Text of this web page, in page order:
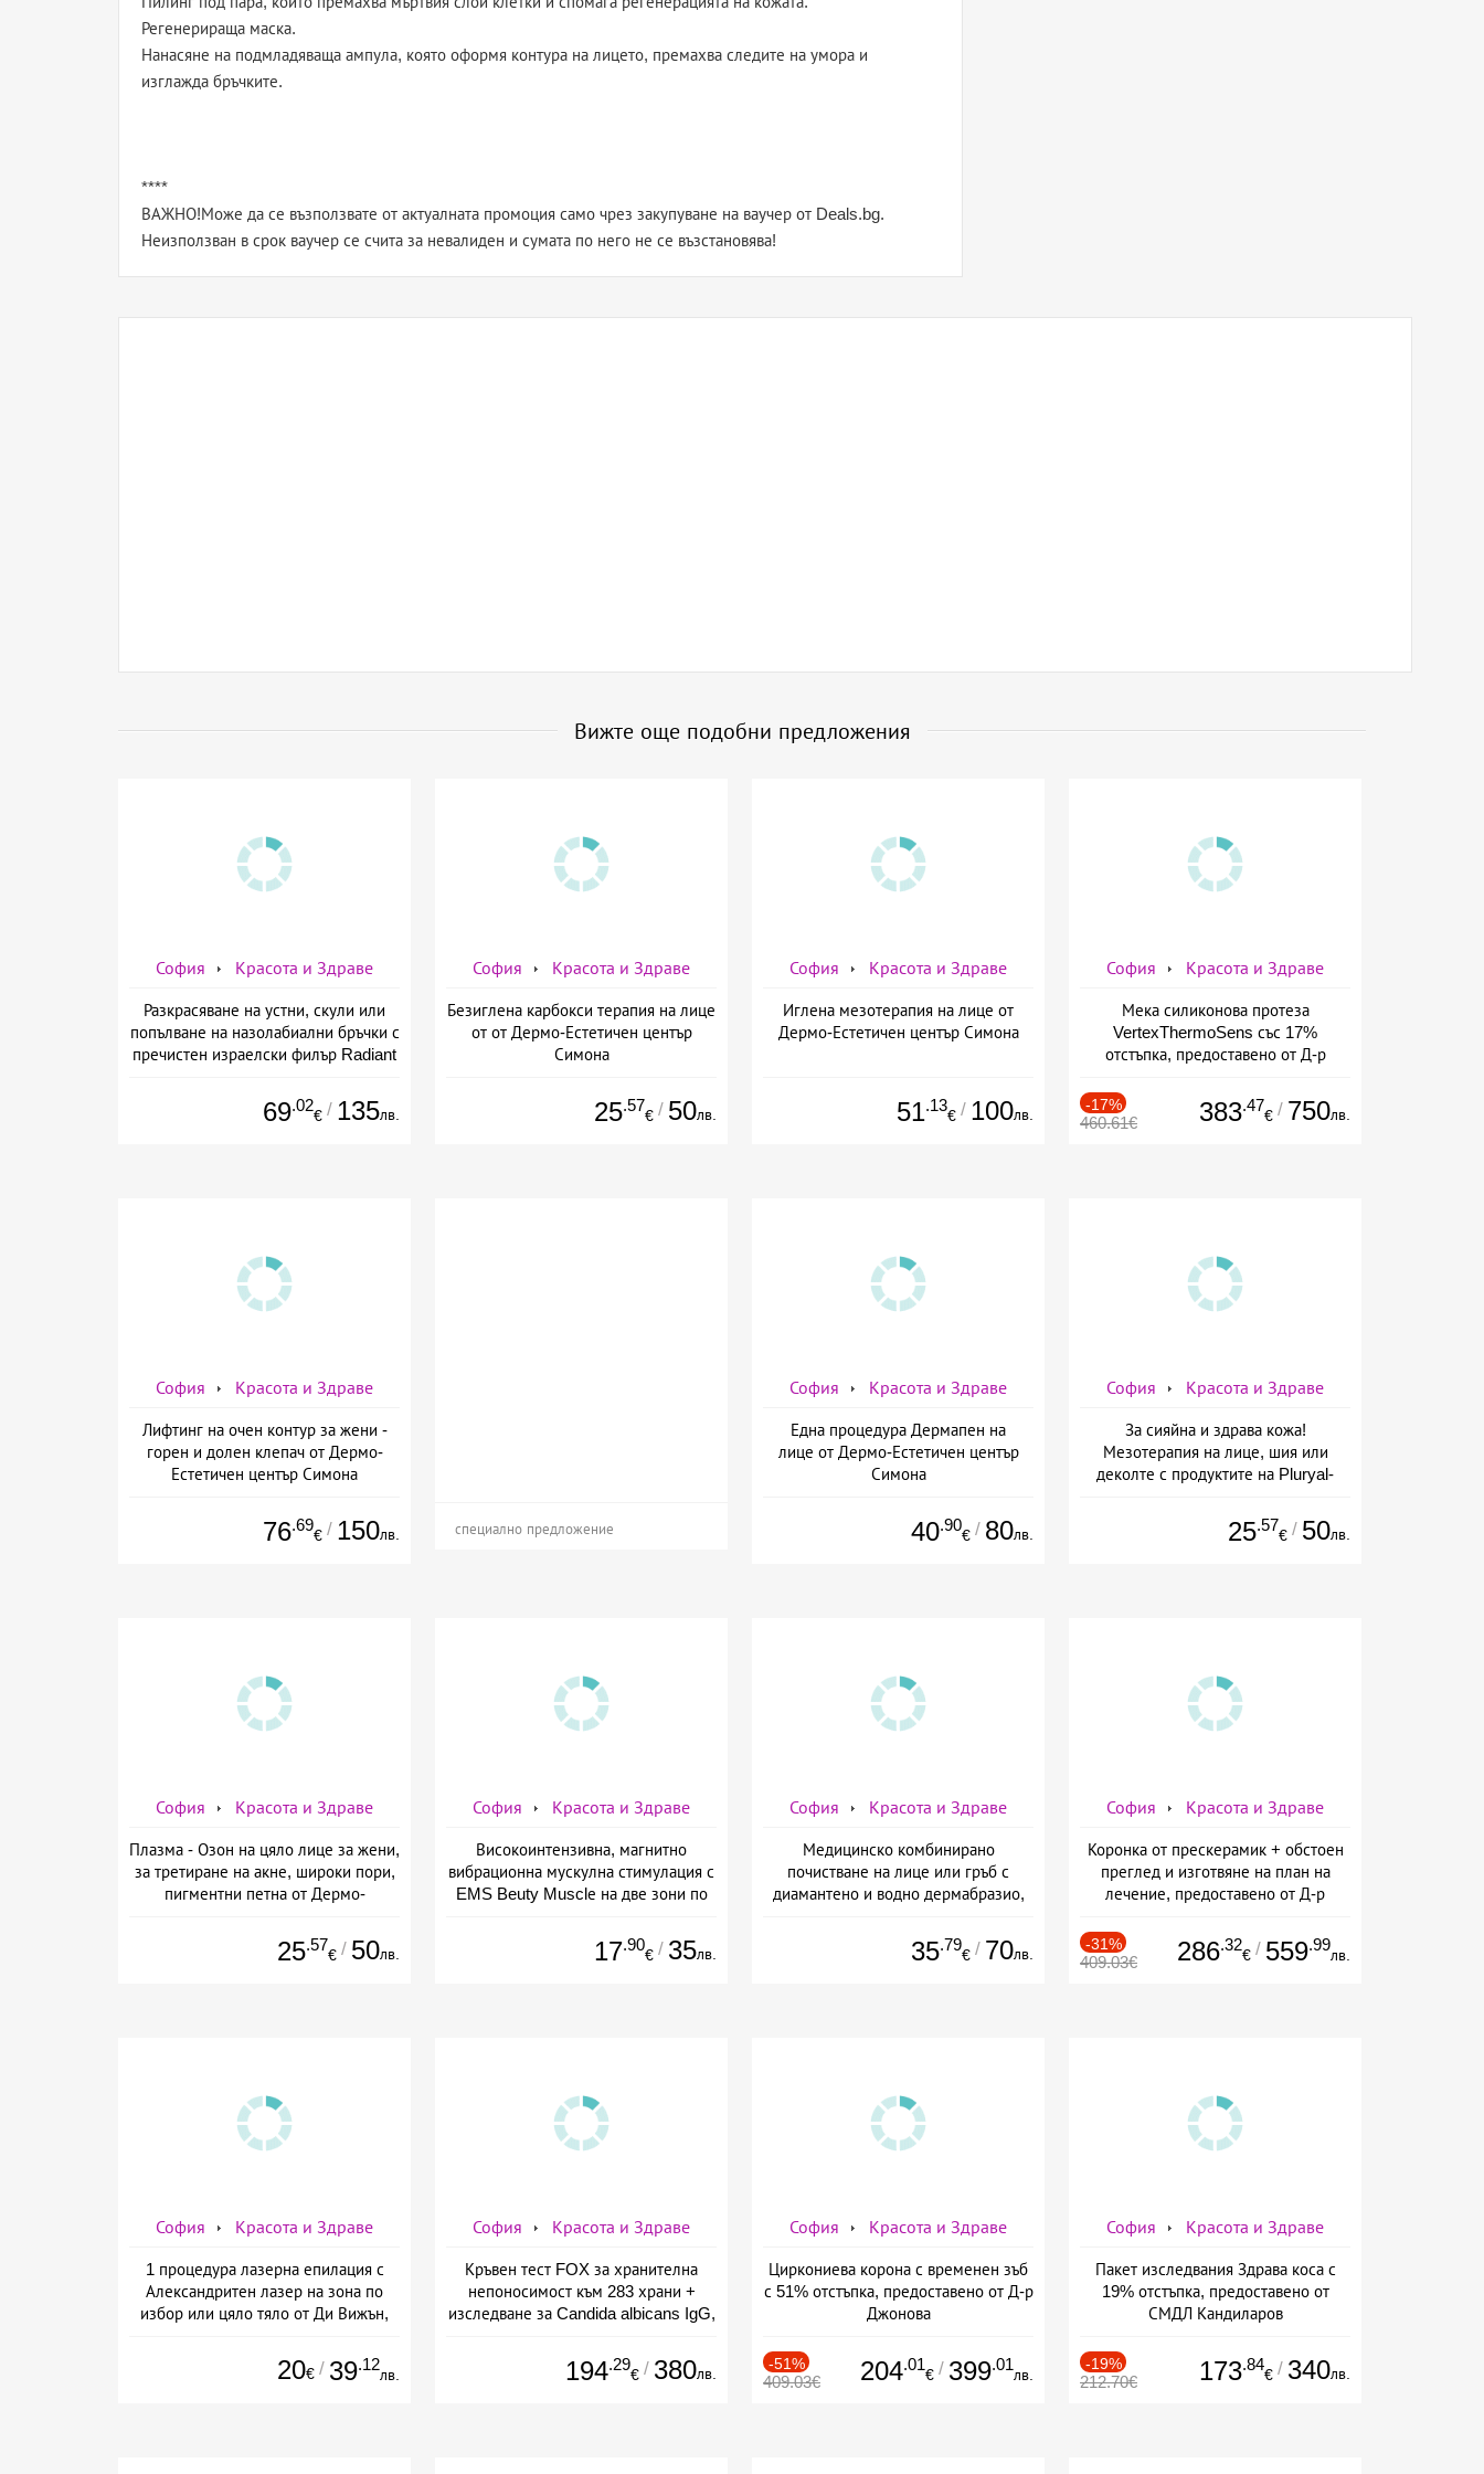
Регенерираща маска.
Нанасяне на подмладяваща ампула, която оформя контура на лицето, премахва следите на умора и
изглажда бръчките.
****
ВАЖНО!Може да се възползвате от актуалната промоция само чрез закупуване на ваучер от Deals.bg.
Неизползван в срок ваучер се счита за невалиден и сумата по него не се възстановява!
Вижте още подобни предложения
София Красота и Здраве
Разкрасяване на устни, скули или
попълване на назолабиални бръчки с
пречистен израелски филър Radiant
69.02
€ / 135лв.
София Красота и Здраве
Безиглена карбокси терапия на лице
от от Дермо-Естетичен център
Симона
25.57
€ / 50лв.
София Красота и Здраве
Иглена мезотерапия на лице от
Дермо-Естетичен център Симона
51.13
€ / 100лв.
София Красота и Здраве
Мека силиконова протеза
VertexThermoSens със 17%
отстъпка, предоставено от Д-р
-17%
460.61€ 383.47
€ / 750лв.
София Красота и Здраве
Лифтинг на очен контур за жени -
горен и долен клепач от Дермо-
Естетичен център Симона
76.69
€ / 150лв. специално предложение
София Красота и Здраве
Една процедура Дермапен на
лице от Дермо-Естетичен център
Симона
40.90
€ / 80лв.
София Красота и Здраве
За сияйна и здрава кожа!
Мезотерапия на лице, шия или
деколте с продуктите на Pluryal-
Естетичен център Симона
25.57
€ / 50лв.
София Красота и Здраве
Плазма - Озон на цяло лице за жени,
за третиране на акне, широки пори,
пигментни петна от Дермо-
25.57
€ / 50лв.
София Красота и Здраве
Високоинтензивна, магнитно
вибрационна мускулна стимулация с
EMS Beuty Musclе на две зони по
Естетичен център Симона
17.90
€ / 35лв.
София Красота и Здраве
Медицинско комбинирано
почистване на лице или гръб с
диамантено и водно дермабразио,
Естетичен център Симона
35.79
€ / 70лв.
София Красота и Здраве
Коронка от прескерамик + обстоен
преглед и изготвяне на план на
лечение, предоставено от Д-р
-31%
409.03€ 286.32
€ / 559.99
лв.
София Красота и Здраве
1 процедура лазерна епилация с
Александритен лазер на зона по
избор или цяло тяло от Ди Вижън,
20€ / 39.12
лв.
София Красота и Здраве
Кръвен тест FOX за хранителна
непоносимост към 283 храни +
изследване за Candida albicans IgG,
194.29
€ / 380лв.
София Красота и Здраве
Циркониева корона с временен зъб
с 51% отстъпка, предоставено от Д-р
Джонова
-51%
409.03€ 204.01
€ / 399.01
лв.
София Красота и Здраве
Пакет изследвания Здрава коса с
19% отстъпка, предоставено от
СМДЛ Кандиларов
-19%
212.70€ 173.84
€ / 340лв.